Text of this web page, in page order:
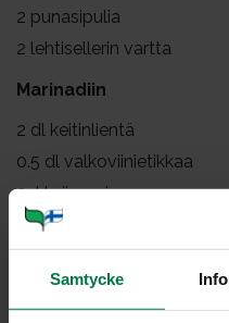
Samtycke
2 punasipulia
2 lehtisellerin vartta
Marinadiin
2 dl keitinlientä
0.5 dl valkoviinietikkaa
2rkl siirappia
2tl sinappia
1rkl tuoretta rosmariinia
ripaus mustapippuria